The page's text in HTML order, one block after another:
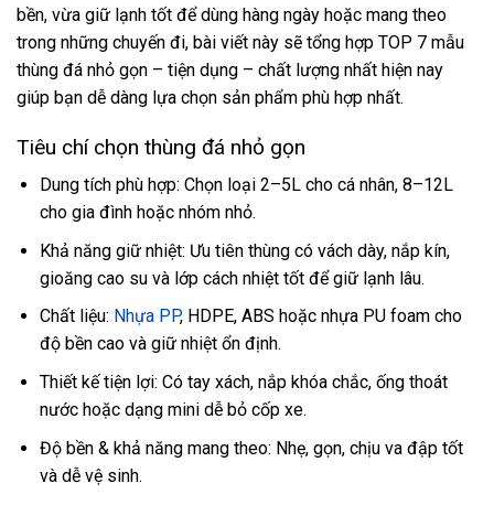
bền, vừa giữ lạnh tốt để dùng hàng ngày hoặc mang theo
trong những chuyến đi, bài viết này sẽ tổng hợp TOP 7 mẫu
thùng đá nhỏ gọn – tiện dụng – chất lượng nhất hiện nay
giúp bạn dễ dàng lựa chọn sản phẩm phù hợp nhất.
Tiêu chí chọn thùng đá nhỏ gọn
Dung tích phù hợp: Chọn loại 2–5L cho cá nhân, 8–12L
cho gia đình hoặc nhóm nhỏ.
Khả năng giữ nhiệt: Ưu tiên thùng có vách dày, nắp kín,
gioăng cao su và lớp cách nhiệt tốt để giữ lạnh lâu.
Chất liệu: Nhựa PP, HDPE, ABS hoặc nhựa PU foam cho
độ bền cao và giữ nhiệt ổn định.
Thiết kế tiện lợi: Có tay xách, nắp khóa chắc, ống thoát
nước hoặc dạng mini dễ bỏ cốp xe.
Độ bền & khả năng mang theo: Nhẹ, gọn, chịu va đập tốt
và dễ vệ sinh.